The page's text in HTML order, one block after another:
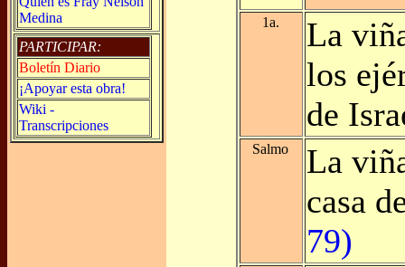
Medina
PARTICIPAR:
Boletín Diario
¡Apoyar esta obra!
Wiki -
Transcripciones
1a.
La
los
de
Salmo
La
casa
79)